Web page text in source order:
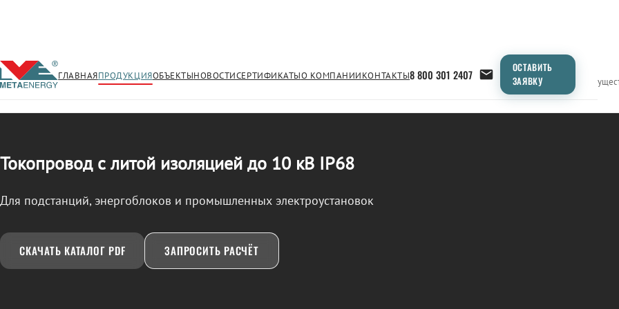
ГЛАВНАЯПРОДУКЦИЯОБЪЕКТЫНОВОСТИСЕРТИФИКАТЫО КОМПАНИИКОНТАКТЫ8 800 301 2407
ОСТАВИТЬ
ЗАЯВКУ
← Продукция/ТОКОПРОВОД Применение Продукция ТипоразмерыСравнение
Токопровод с литой изоляцией до 10 кВ IP68
Для подстанций, энергоблоков и промышленных электроустановок
СКАЧАТЬ КАТАЛОГ PDF ЗАПРОСИТЬ РАСЧЁТ